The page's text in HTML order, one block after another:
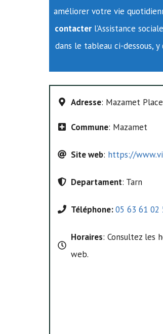
améliorer votre vie
contacterl’Assistance
dans le tableau ci-dessous,
Adresse: Mazamet
Commune: Mazamet
Site web: https://
Departament: Tarn
Téléphone:05 63 61 02
Horaires: Consultez les
web.